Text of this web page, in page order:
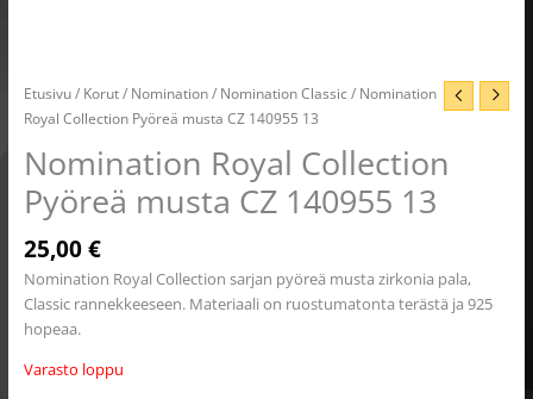
Etusivu/ Korut/ Nomination/ Nomination Classic/ Nomination
Royal Collection Pyöreä musta CZ 140955 13
Nomination Royal Collection
Pyöreä musta CZ 140955 13
25,00€
Nomination Royal Collection sarjan pyöreä musta zirkonia pala,
Classic rannekkeeseen. Materiaali on ruostumatonta terästä ja 925
hopeaa.
Varasto loppu